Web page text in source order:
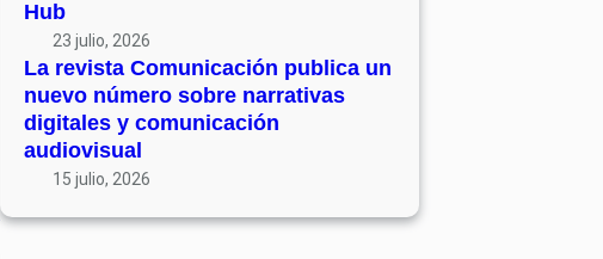
Hub
23 julio, 2026
La revista Comunicación publica un
nuevo número sobre narrativas
digitales y comunicación
audiovisual
15 julio, 2026